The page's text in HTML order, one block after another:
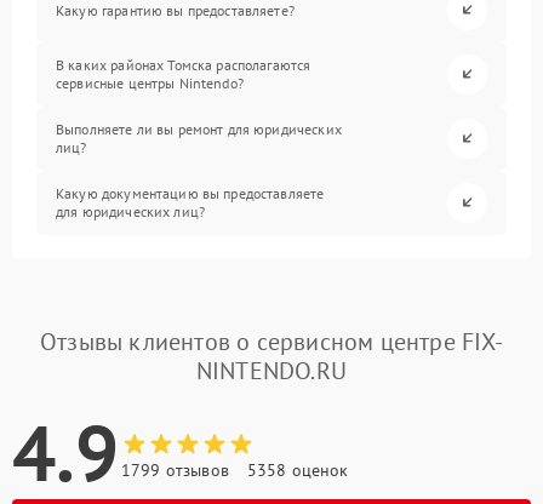
Какую гарантию вы предоставляете?
В каких районах Томска располагаются
сервисные центры Nintendo?
Выполняете ли вы ремонт для юридических
лиц?
Какую документацию вы предоставляете
для юридических лиц?
Отзывы клиентов о сервисном центре FIX-
NINTENDO.RU
4.9 1799 отзывов 5358 оценок